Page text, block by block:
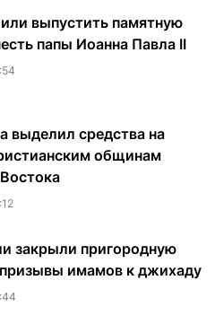
выпустить памятную
папы Иоанна Павла II
выделил средства на
общинам
закрыли пригородную
призывы имамов к джихаду